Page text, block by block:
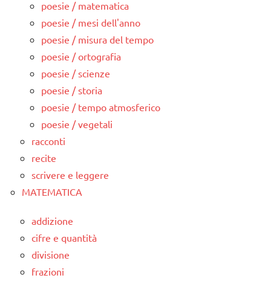
poesie / matematica
poesie / mesi dell'anno
poesie / misura del tempo
poesie / ortografia
poesie / scienze
poesie / storia
poesie / tempo atmosferico
poesie / vegetali
racconti
recite
scrivere e leggere
MATEMATICA
addizione
cifre e quantità
divisione
frazioni